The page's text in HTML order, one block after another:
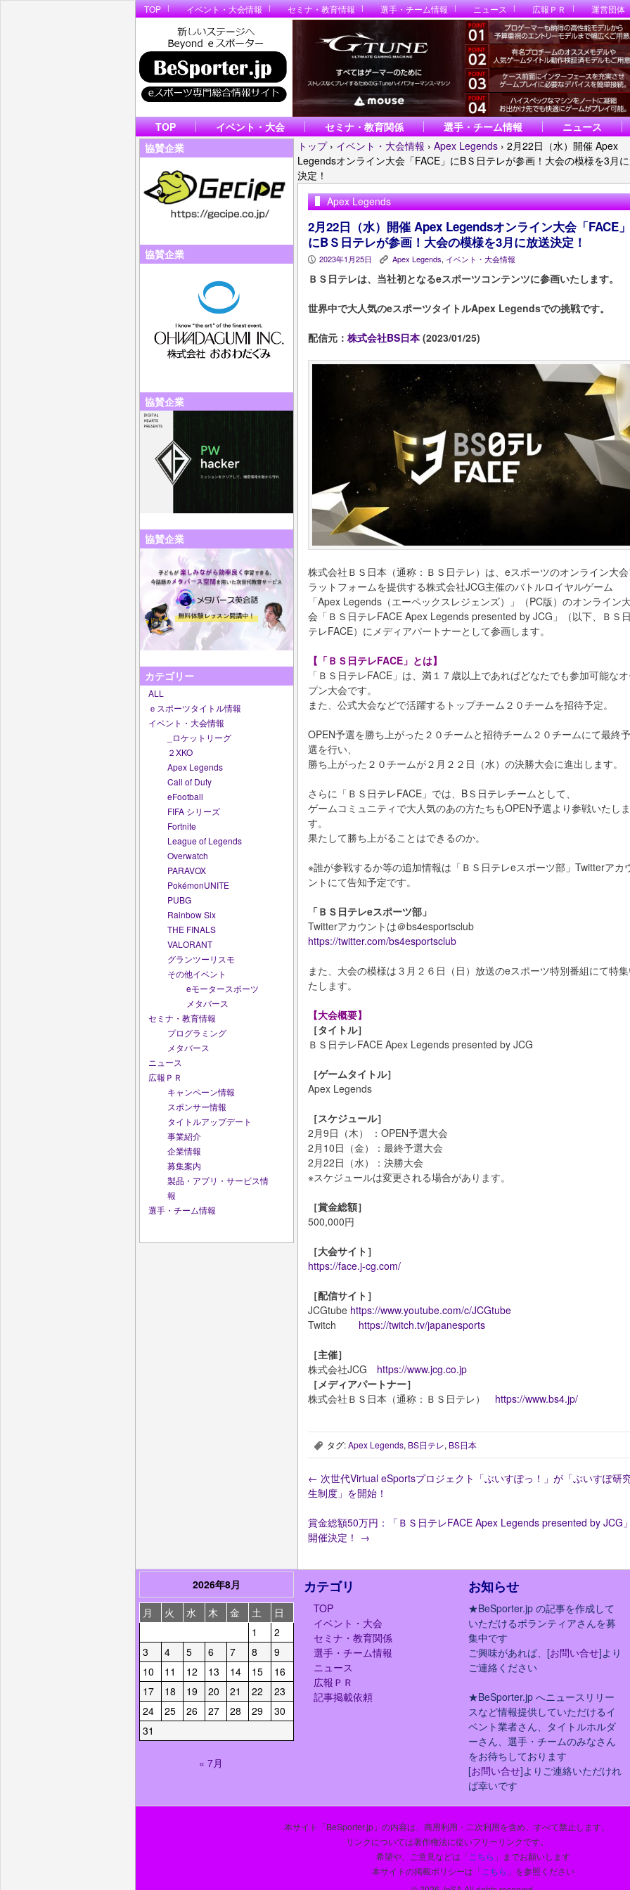
TOP イベント・大会情報 セミナ・教育情報 選手・チーム情報 ニュース 広報ＰＲ 運営団体
TOP イベント・大会 セミナ・教育関係 選手・チーム情報
ニュース
協賛企業
協賛企業
協賛企業
協賛企業
カテゴリー
ALL
ｅスポーツタイトル情報
イベント・大会情報
_ロケットリーグ
２XKO
Apex Legends
Call of Duty
eFootball
FIFA シリーズ
Fortnite
League of Legends
Overwatch
PARAVOX
PokémonUNITE
PUBG
Rainbow Six
THE FINALS
VALORANT
グランツーリスモ
その他イベント
eモータースポーツ
メタバース
セミナ・教育情報
プログラミング
メタバース
ニュース
広報ＰＲ
キャンペーン情報
スポンサー情報
タイトルアップデート
事業紹介
企業情報
募集案内
製品・アプリ・サービス情
報
選手・チーム情報
トップ › イベント・大会情報 › Apex Legends › 2月22日（水）開催 Apex
Legendsオンライン大会「FACE」にBＳ日テレが参画！大会の模様を3月
決定！
Apex Legends
2月22日（水）開催 Apex Legendsオンライン大会「FACE」
にBＳ日テレが参画！大会の模様を3月に放送決定！
P 2023年1月25日 K Apex Legends, イベント・大会情報
ＢＳ日テレは、当社初となるeスポーツコンテンツに参画いたします。
世界中で大人気のeスポーツタイトルApex Legendsでの挑戦です。
配信元： 株式会社BS日本(2023/01/25)
株式会社ＢＳ日本（通称：ＢＳ日テレ）は、eスポーツのオンライン大
ラットフォームを提供する株式会社JCG主催のバトルロイヤルゲーム
「Apex Legends（エーペックスレジェンズ）」（PC版）のオンライン
会「ＢＳ日テレFACE Apex Legends presented by JCG」（以下、ＢＳ
テレFACE）にメディアパートナーとして参画します。
【「ＢＳ日テレFACE」とは】
「ＢＳ日テレFACE」は、満１７歳以上であればどなたでも参加可能な
プン大会です。
また、公式大会などで活躍するトップチーム２０チームを招待予定。
OPEN予選を勝ち上がった２０チームと招待チーム２０チームにて最終予
選を行い、
勝ち上がった２０チームが２月２２日（水）の決勝大会に進出します。
さらに「ＢＳ日テレFACE」では、BＳ日テレチームとして、
ゲームコミュニティで大人気のあの方たちもOPEN予選より参戦いたしま
す。
果たして勝ち上がることはできるのか。
※誰が参戦するか等の追加情報は「ＢＳ日テレeスポーツ部」Twitterアカ
ントにて告知予定です。
「ＢＳ日テレeスポーツ部」
Twitterアカウントは＠bs4esportsclub
https://twitter.com/bs4esportsclub
また、大会の模様は３月２６日（日）放送のeスポーツ特別番組にて特
たします。
【大会概要】
［タイトル］
ＢＳ日テレFACE Apex Legends presented by JCG
［ゲームタイトル］
Apex Legends
［スケジュール］
2月9日（木） ：OPEN予選大会
2月10日（金）：最終予選大会
2月22日（水）：決勝大会
※スケジュールは変更される場合があります。
［賞金総額］
500,000円
［大会サイト］
https://face.j-cg.com/
［配信サイト］
JCGtube https://www.youtube.com/c/JCGtube
Twitch https://twitch.tv/japanesports
［主催］
株式会社JCG https://www.jcg.co.jp
［メディアパートナー］
株式会社ＢＳ日本（通称：ＢＳ日テレ） https://www.bs4.jp/
, タグ:Apex Legends, BS日テレ, BS日本
← 次世代Virtual eSportsプロジェクト「ぶいすぽっ！」が「ぶいすぽ研
生制度」を開始！
賞金総額50万円：「ＢＳ日テレFACE Apex Legends presented by JCG
開催決定！ →
2026年8月
月
火 水 木 金 土
日
1
2
3
4 5 6 7 8
9
10
11 12 13 14 15
16
17
18 19 20 21 22
23
24
25 26 27 28 29
30
31
« 7月
カテゴリ
TOP
イベント・大会
セミナ・教育関係
選手・チーム情報
ニュース
広報ＰＲ
記事掲載依頼
お知らせ
★BeSporter.jp の記事を作成して
いただけるボランティアさんを募
集中です
ご興味があれば、[お問い合せ]より
ご連絡ください
★BeSporter.jp へニュースリリー
スなど情報提供していただけるイ
ベント業者さん、タイトルホルダ
ーさん、選手・チームのみなさん
をお待ちしております
[お問い合せ]よりご連絡いただけれ
ば幸いです
本サイト「BeSporter.jp」の内容は、商用利用・二次利用を含め、すべて禁止します。
リンクについては著作権法に従いフリーリンクです。
希望や、ご意見などは「 こちら 」までお願いします
本サイトの掲載ポリシーは「 こちら 」を参照ください